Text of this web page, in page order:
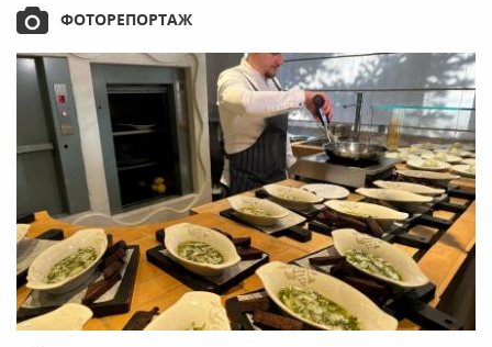
ФОТОРЕПОРТАЖ